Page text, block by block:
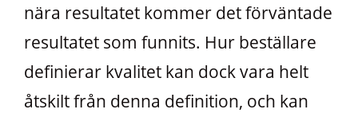
nära resultatet kommer det förväntade
resultatet som funnits. Hur beställare
definierar kvalitet kan dock vara helt
åtskilt från denna definition, och kan